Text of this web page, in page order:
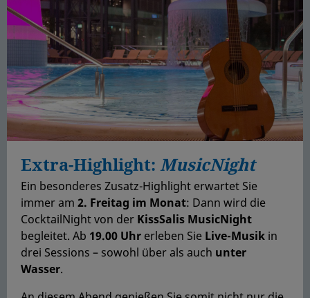
Extra-Highlight: MusicNight
Ein besonderes Zusatz-Highlight erwartet Sie
immer am 2. Freitag im Monat: Dann wird die
CocktailNight von der KissSalis MusicNight
begleitet. Ab 19.00 Uhr erleben Sie Live-Musik in
drei Sessions – sowohl über als auch unter
Wasser.